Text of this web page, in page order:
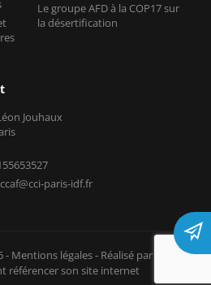
Le groupe AFD à la COP17 sur
la désertification
Jouhaux
paris-idf.fr
- Mentions légales- Réalisé par Tokiz
référencer son site internet